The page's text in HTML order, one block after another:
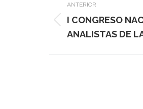
entre
publicaciones
ANTERIOR
I CONGRESO
ANALISTAS DE